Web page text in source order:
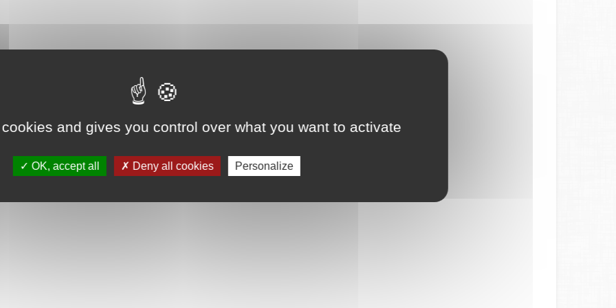
and gives you control over what you want to activate
OK, accept all Deny all cookies Personalize